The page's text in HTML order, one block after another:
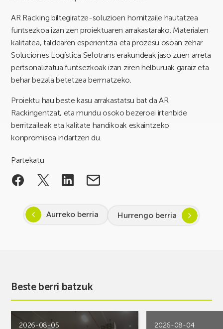
AR Racking biltegiratze-soluzioen hornitzaile hautatzea
funtsezkoa izan zen proiektuaren arrakastarako. Materialen
kalitatea, taldearen esperientzia eta prozesu osoan zehar
Soluciones Logística Selotrans erakundeak jaso zuen arreta
pertsonalizatua funtsezkoak izan ziren helburuak garaiz eta
behar bezala betetzea bermatzeko.
Proiektu hau beste kasu arrakastatsu bat da AR
Rackingentzat, eta mundu osoko bezeroei irtenbide
berritzaileak eta kalitate handikoak eskaintzeko
konpromisoa indartzen du.
Partekatu
Aurreko berria Hurrengo berria
Beste berri batzuk
2026-08-05 2026-08-04